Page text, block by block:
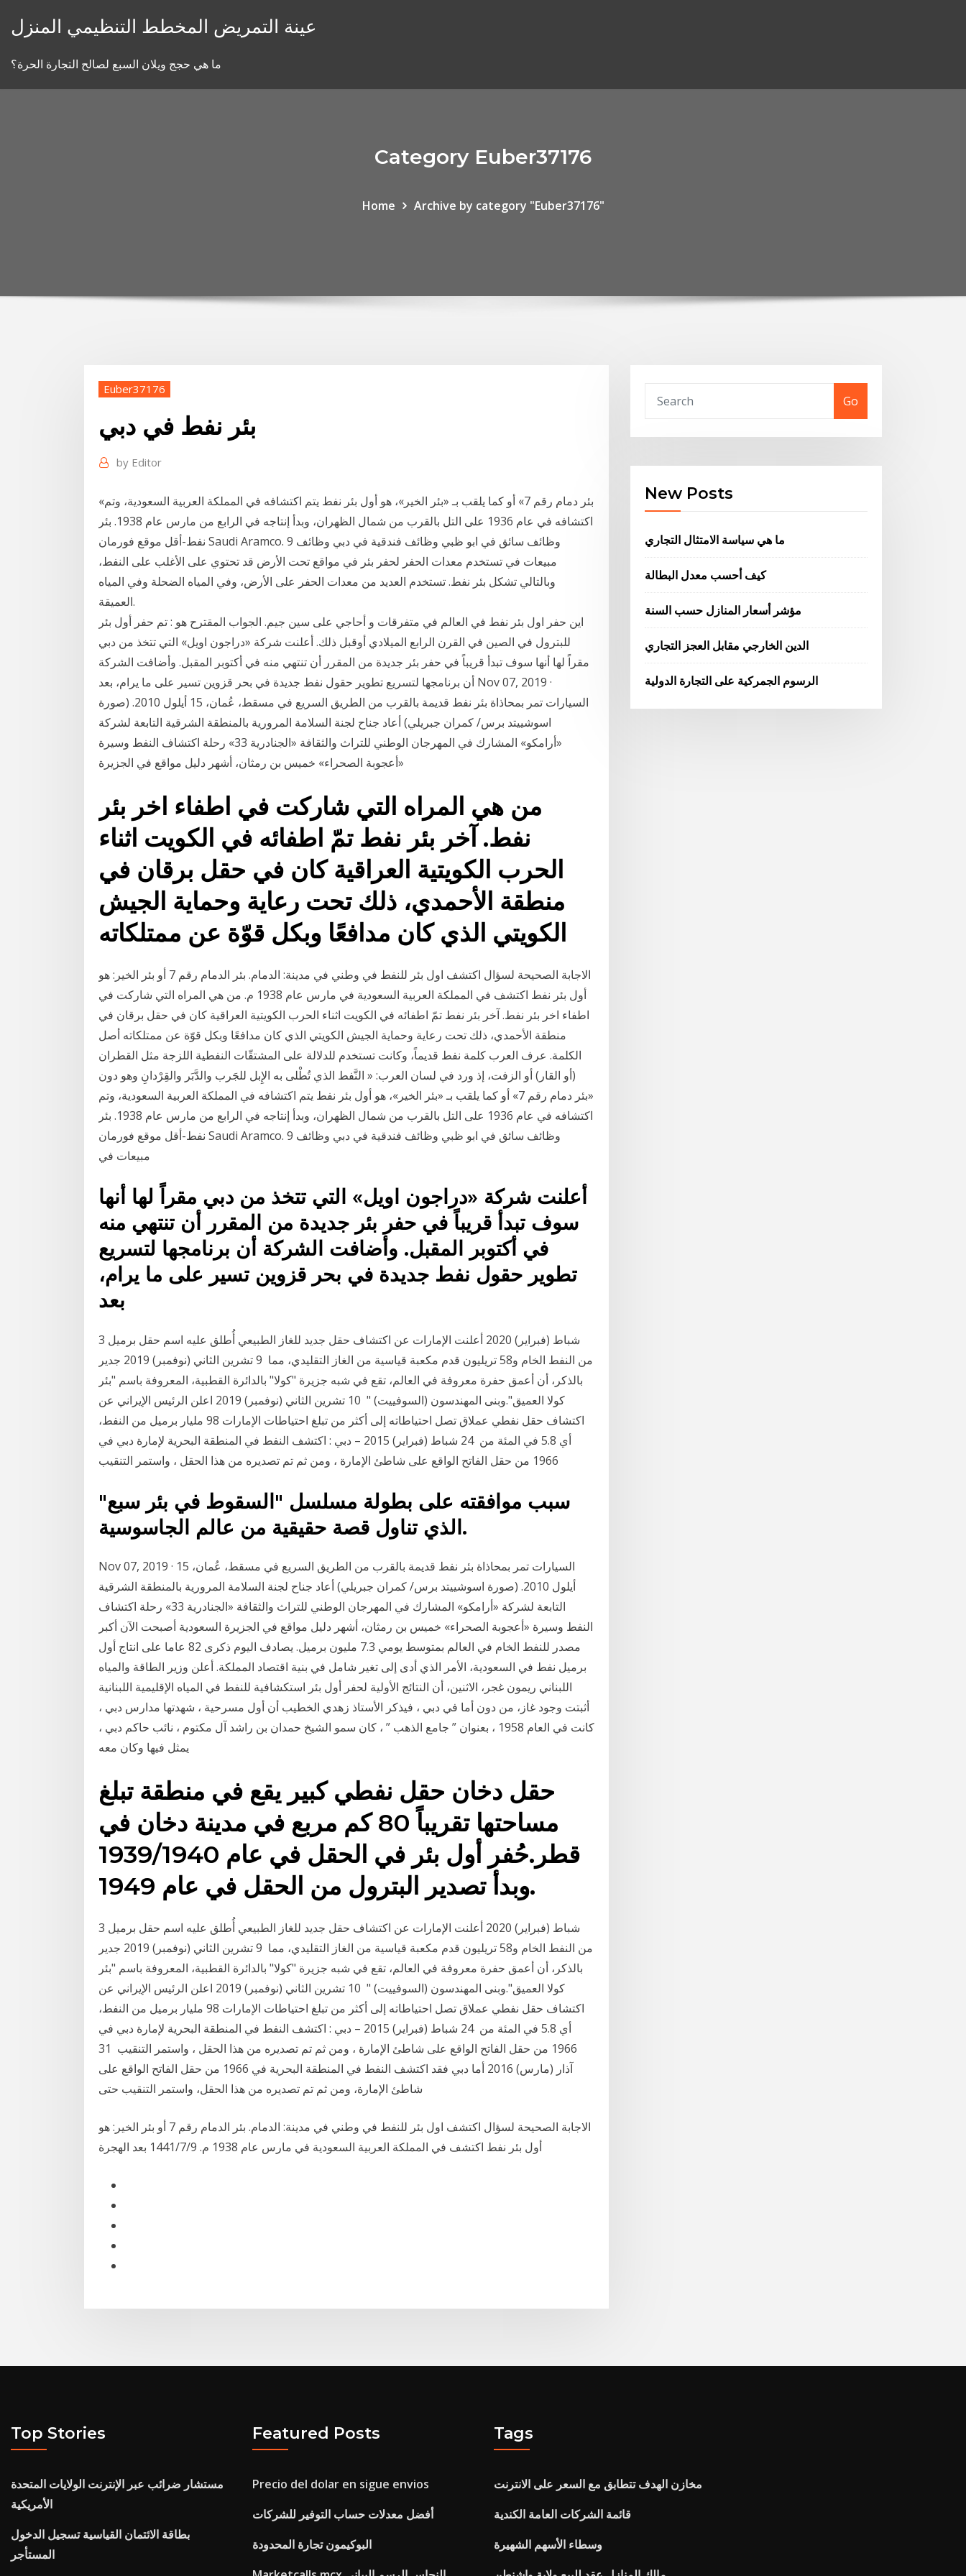
عينة التمريض المخطط التنظيمي المنزل
ما هي حجج ويلان السبع لصالح التجارة الحرة؟
Category Euber37176
Home Archive by category "Euber37176"
Euber37176
بئر نفط في دبي
by Editor
«بئر دمام رقم 7» أو كما يلقب بـ «بئر الخير»، هو أول بئر نفط يتم اكتشافه في المملكة العربية السعودية، وتم
اكتشافه في عام 1936 على التل بالقرب من شمال الظهران، وبدأ إنتاجه في الرابع من مارس عام 1938. بئر
نفط-أقل موقع فورمان Saudi Aramco. 9 وظائف سائق في ابو ظبي وظائف فندقية في دبي وظائف
مبيعات في تستخدم معدات الحفر لحفر بئر في مواقع تحت الأرض قد تحتوي على الأغلب على النفط،
وبالتالي تشكل بئر نفط. تستخدم العديد من معدات الحفر على الأرض، وفي المياه الضحلة وفي المياه
العميقة.
اين حفر اول بئر نفط في العالم في متفرقات و أحاجي على سين جيم. الجواب المقترح هو : تم حفر أول بئر
للبترول في الصين في القرن الرابع الميلادي أوقبل ذلك. أعلنت شركة «دراجون اويل» التي تتخذ من دبي
مقراً لها أنها سوف تبدأ قريباً في حفر بئر جديدة من المقرر أن تنتهي منه في أكتوبر المقبل. وأضافت الشركة
أن برنامجها لتسريع تطوير حقول نفط جديدة في بحر قزوين تسير على ما يرام، بعد Nov 07, 2019 ·
السيارات تمر بمحاذاة بئر نفط قديمة بالقرب من الطريق السريع في مسقط، عُمان، 15 أيلول 2010. (صورة
اسوشييتد برس/ كمران جبريلي) أعاد جناح لجنة السلامة المرورية بالمنطقة الشرقية التابعة لشركة
«أرامكو» المشارك في المهرجان الوطني للتراث والثقافة «الجنادرية 33» رحلة اكتشاف النفط وسيرة
«أعجوبة الصحراء» خميس بن رمثان، أشهر دليل مواقع في الجزيرة
من هي المراه التي شاركت في اطفاء اخر بئر
نفط. آخر بئر نفط تمّ اطفائه في الكويت اثناء
الحرب الكويتية العراقية كان في حقل برقان في
منطقة الأحمدي، ذلك تحت رعاية وحماية الجيش
الكويتي الذي كان مدافعًا وبكل قوّة عن ممتلكاته
الاجابة الصحيحة لسؤال اكتشف اول بئر للنفط في وطني في مدينة: الدمام. بئر الدمام رقم 7 أو بئر الخير: هو
أول بئر نفط اكتشف في المملكة العربية السعودية في مارس عام 1938 م. من هي المراه التي شاركت في
اطفاء اخر بئر نفط. آخر بئر نفط تمّ اطفائه في الكويت اثناء الحرب الكويتية العراقية كان في حقل برقان في
منطقة الأحمدي، ذلك تحت رعاية وحماية الجيش الكويتي الذي كان مدافعًا وبكل قوّة عن ممتلكاته أصل
الكلمة. عرف العرب كلمة نفط قديماً، وكانت تستخدم للدلالة على المشتقّات النفطية اللزجة مثل القطران
(أو القار) أو الزفت، إذ ورد في لسان العرب: « النَّفط الذي تُطْلى به الإِبل للجَرب والدَّبَر والقِرْدانِ وهو دون
«بئر دمام رقم 7» أو كما يلقب بـ «بئر الخير»، هو أول بئر نفط يتم اكتشافه في المملكة العربية السعودية، وتم
اكتشافه في عام 1936 على التل بالقرب من شمال الظهران، وبدأ إنتاجه في الرابع من مارس عام 1938. بئر
نفط-أقل موقع فورمان Saudi Aramco. 9 وظائف سائق في ابو ظبي وظائف فندقية في دبي وظائف
مبيعات في
أعلنت شركة «دراجون اويل» التي تتخذ من دبي مقراً لها أنها
سوف تبدأ قريباً في حفر بئر جديدة من المقرر أن تنتهي منه
في أكتوبر المقبل. وأضافت الشركة أن برنامجها لتسريع
تطوير حقول نفط جديدة في بحر قزوين تسير على ما يرام،
بعد
3 شباط (فبراير) 2020 أعلنت الإمارات عن اكتشاف حقل جديد للغاز الطبيعي أُطلق عليه اسم حقل برميل
من النفط الخام و58 تريليون قدم مكعبة قياسية من الغاز التقليدي، مما 9 تشرين الثاني (نوفمبر) 2019 جدير
بالذكر، أن أعمق حفرة معروفة في العالم، تقع في شبه جزيرة "كولا" بالدائرة القطبية، المعروفة باسم "بئر
كولا العميق".وبنى المهندسون (السوفييت) " 10 تشرين الثاني (نوفمبر) 2019 اعلن الرئيس الإيراني عن
اكتشاف حقل نفطي عملاق تصل احتياطاته إلى أكثر من تبلغ احتياطات الإمارات 98 مليار برميل من النفط،
أي 5.8 في المئة من 24 شباط (فبراير) 2015 – دبي : اكتشف النفط في المنطقة البحرية لإمارة دبي في
سبب موافقته على بطولة مسلسل "السقوط في بئر سبع"
الذي تناول قصة حقيقية من عالم الجاسوسية.
Nov 07, 2019 · السيارات تمر بمحاذاة بئر نفط قديمة بالقرب من الطريق السريع في مسقط، عُمان، 15
أيلول 2010. (صورة اسوشييتد برس/ كمران جبريلي) أعاد جناح لجنة السلامة المرورية بالمنطقة الشرقية
التابعة لشركة «أرامكو» المشارك في المهرجان الوطني للتراث والثقافة «الجنادرية 33» رحلة اكتشاف
النفط وسيرة «أعجوبة الصحراء» خميس بن رمثان، أشهر دليل مواقع في الجزيرة السعودية أصبحت الآن أكبر
مصدر للنفط الخام في العالم بمتوسط يومي 7.3 مليون برميل. يصادف اليوم ذكرى 82 عاما على انتاج أول
برميل نفط في السعودية، الأمر الذي أدى إلى تغير شامل في بنية اقتصاد المملكة. أعلن وزير الطاقة والمياه
اللبناني ريمون غجر، الاثنين، أن النتائج الأولية لحفر أول بئر استكشافية للنفط في المياه الإقليمية اللبنانية
أثبتت وجود غاز، من دون أما في دبي ، فيذكر الأستاذ زهدي الخطيب أن أول مسرحية ، شهدتها مدارس دبي ،
كانت في العام 1958 ، بعنوان ” جامع الذهب ” ، كان سمو الشيخ حمدان بن راشد آل مكتوم ، نائب حاكم دبي ،
يمثل فيها وكان معه
حقل دخان حقل نفطي كبير يقع في منطقة تبلغ
مساحتها تقريباً 80 كم مربع في مدينة دخان في
قطر.حُفر أول بئر في الحقل في عام 1939/1940
وبدأ تصدير البترول من الحقل في عام 1949.
3 شباط (فبراير) 2020 أعلنت الإمارات عن اكتشاف حقل جديد للغاز الطبيعي أُطلق عليه اسم حقل برميل
من النفط الخام و58 تريليون قدم مكعبة قياسية من الغاز التقليدي، مما 9 تشرين الثاني (نوفمبر) 2019 جدير
بالذكر، أن أعمق حفرة معروفة في العالم، تقع في شبه جزيرة "كولا" بالدائرة القطبية، المعروفة باسم "بئر
كولا العميق".وبنى المهندسون (السوفييت) " 10 تشرين الثاني (نوفمبر) 2019 اعلن الرئيس الإيراني عن
اكتشاف حقل نفطي عملاق تصل احتياطاته إلى أكثر من تبلغ احتياطات الإمارات 98 مليار برميل من النفط،
أي 5.8 في المئة من 24 شباط (فبراير) 2015 – دبي : اكتشف النفط في المنطقة البحرية لإمارة دبي في
1966 من حقل الفاتح الواقع على شاطئ الإمارة ، ومن ثم تم تصديره من هذا الحقل ، واستمر التنقيب 31
آذار (مارس) 2016 أما دبي فقد اكتشف النفط في المنطقة البحرية في 1966 من حقل الفاتح الواقع على
الاجابة الصحيحة لسؤال اكتشف اول بئر للنفط في وطني في مدينة: الدمام. بئر الدمام رقم 7 أو بئر الخير: هو
أول بئر نفط اكتشف في المملكة العربية السعودية في مارس عام 1938 م. 9‏‏/7‏‏/1441 بعد الهجرة
Go
New Posts
ما هي سياسة الامتثال التجاري
كيف أحسب معدل البطالة
مؤشر أسعار المنازل حسب السنة
الدين الخارجي مقابل العجز التجاري
الرسوم الجمركية على التجارة الدولية
Top Stories
مستشار ضرائب عبر الإنترنت الولايات المتحدة
الأمريكية
بطاقة الائتمان القياسية تسجيل الدخول
المستأجر
Featured Posts
Precio del dolar en sigue envios
أفضل معدلات حساب التوفير للشركات
البوكيمون تجارة المحدودة
Tags
مخازن الهدف تتطابق مع السعر على الانترنت
قائمة الشركات العامة الكندية
وسطاء الأسهم الشهيرة